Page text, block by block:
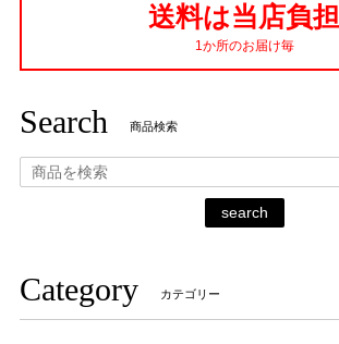
送料は当店負担
1か所のお届け毎
Search 商品検索
search
Category カテゴリー